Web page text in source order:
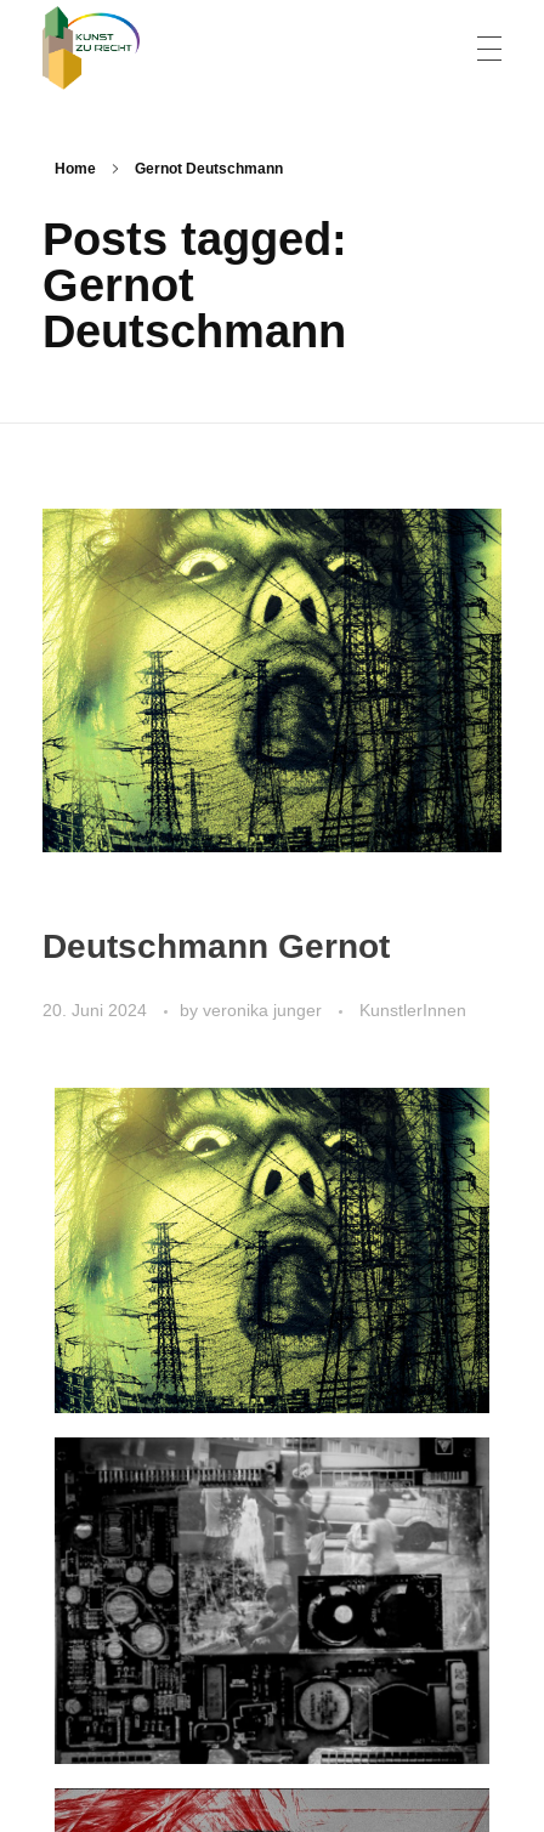
KÜNSTLERVERZEICHNIS
GALERIE
KONTAKT
Home Gernot Deutschmann
Posts tagged:
Gernot
Deutschmann
Deutschmann Gernot
20. Juni 2024 by veronika junger KunstlerInnen